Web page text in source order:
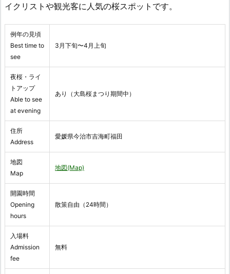
イクリストや観光客に人気の桜スポットです。
例年の見頃
Best time to
see
3月下旬〜4月上旬
夜桜・ライ
トアップ
Able to see
at evening
あり（大島桜まつり期間中）
住所
Address
愛媛県今治市吉海町福田
地図
Map
地図(Map)
開園時間
Opening
hours
散策自由（24時間）
入場料
Admission
fee
無料